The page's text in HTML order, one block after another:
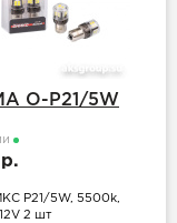
O-P21/5W
P21/5W, 5500k,
2 шт